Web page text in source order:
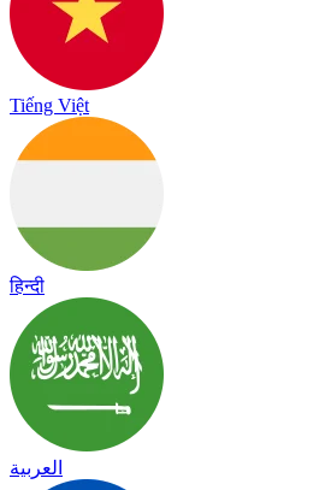
Tiếng Việt
हिन्दी
العربية